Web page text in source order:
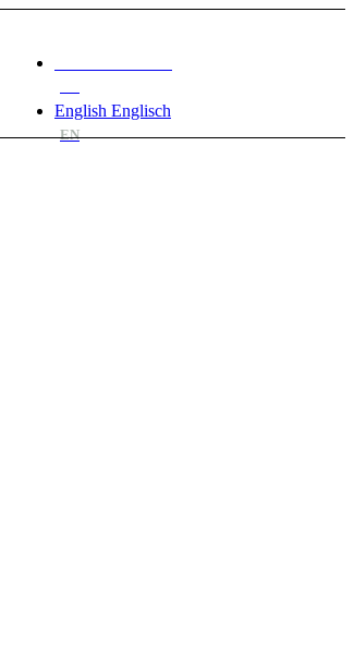
English Englisch
EN